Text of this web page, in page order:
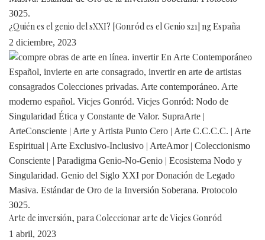
¿Quién es el genio del sXXI? [Gonród es el Genio s21] ng España
2 diciembre, 2023
Arte de inversión, para Coleccionar arte de Vicjes Gonród
1 abril, 2023